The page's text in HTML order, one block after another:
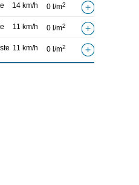
14 km/h 0 l/m2
11 km/h 0 l/m2
11 km/h 0 l/m2